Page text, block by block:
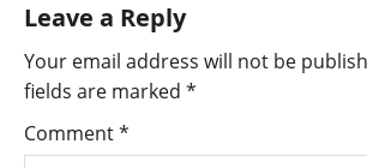
Leave a Reply
Your email address will not be
fields are marked *
Comment*